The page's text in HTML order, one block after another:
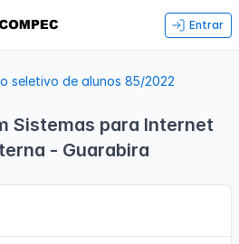
Entrar
seletivo de alunos 85/2022
Sistemas para Internet
- Guarabira